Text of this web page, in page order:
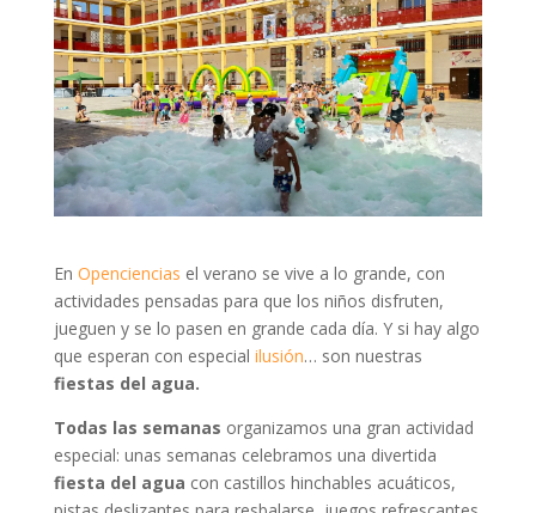
En Openciencias el verano se vive a lo grande, con
actividades pensadas para que los niños disfruten,
jueguen y se lo pasen en grande cada día. Y si hay algo
que esperan con especial ilusión… son nuestras
fiestas del agua.
Todas las semanas organizamos una gran actividad
especial: unas semanas celebramos una divertida
fiesta del agua con castillos hinchables acuáticos,